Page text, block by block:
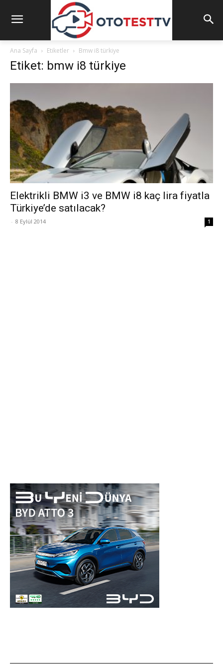
Ana Sayfa Etiketler Bmw i8 türkiye
Etiket: bmw i8 türkiye
Elektrikli BMW i3 ve BMW i8 kaç lira fiyatla
Türkiye’de satılacak?
- 8 Eylül 2014 1